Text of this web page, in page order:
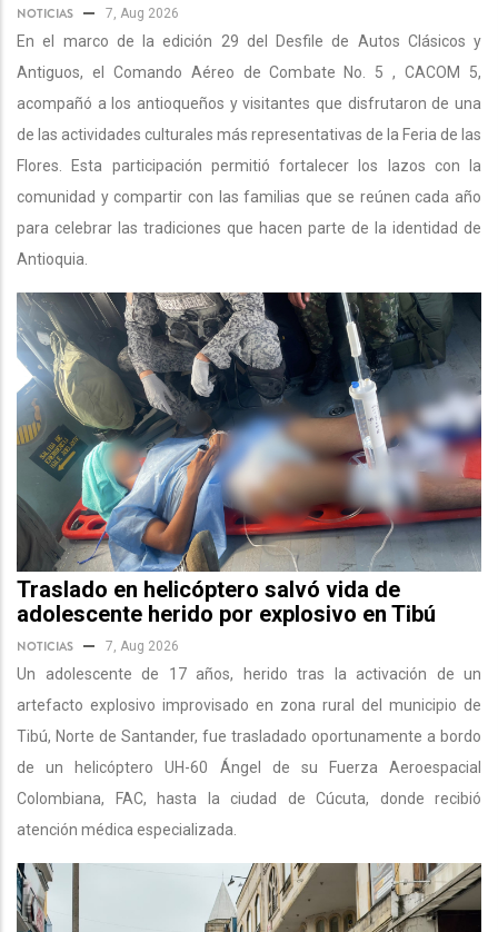
NOTICIAS 7, Aug 2026
En el marco de la edición 29 del Desfile de Autos Clásicos y
Antiguos, el Comando Aéreo de Combate No. 5 , CACOM 5,
acompañó a los antioqueños y visitantes que disfrutaron de una
de las actividades culturales más representativas de la Feria de las
Flores. Esta participación permitió fortalecer los lazos con la
comunidad y compartir con las familias que se reúnen cada año
para celebrar las tradiciones que hacen parte de la identidad de
Antioquia.
Traslado en helicóptero salvó vida de
adolescente herido por explosivo en Tibú
NOTICIAS 7, Aug 2026
Un adolescente de 17 años, herido tras la activación de un
artefacto explosivo improvisado en zona rural del municipio de
Tibú, Norte de Santander, fue trasladado oportunamente a bordo
de un helicóptero UH-60 Ángel de su Fuerza Aeroespacial
Colombiana, FAC, hasta la ciudad de Cúcuta, donde recibió
atención médica especializada.